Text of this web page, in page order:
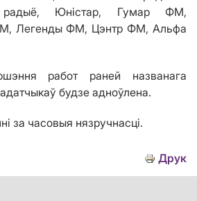
Юністар, Гумар ФМ,
, Легенды ФМ, Цэнтр ФМ,Альфа
работ раней названага
будзе адноўлена.
за часовыя нязручнасці.
Друк